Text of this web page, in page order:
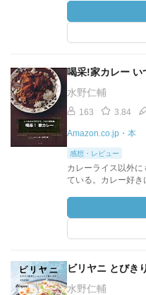
喝采!家カレー い
水野仁輔
163 3.84
Amazon.co.jp・本
感想・レビュー
カレーライス以外
ている。カレー好き
ビリヤニ とびき
水野仁輔